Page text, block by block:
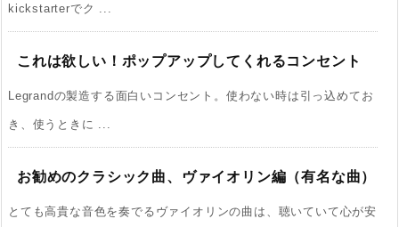
kickstarterでク ...
これは欲しい！ポップアップしてくれるコンセント
Legrandの製造する面白いコンセント。使わない時は引っ込めてお
き、使うときに ...
お勧めのクラシック曲、ヴァイオリン編（有名な曲）
とても高貴な音色を奏でるヴァイオリンの曲は、聴いていて心が安